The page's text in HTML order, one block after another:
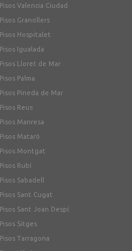
Pisos Valencia Ciudad
Pisos Granollers
Pisos Hospitalet
Pisos Igualada
Pisos Lloret de Mar
Pisos Palma
Pisos Pineda de Mar
Pisos Reus
Pisos Manresa
Pisos Mataró
Pisos Montgat
Pisos Rubí
Pisos Sabadell
Pisos Sant Cugat
Pisos Sant Joan Despí
Pisos Sitges
Pisos Tarragona